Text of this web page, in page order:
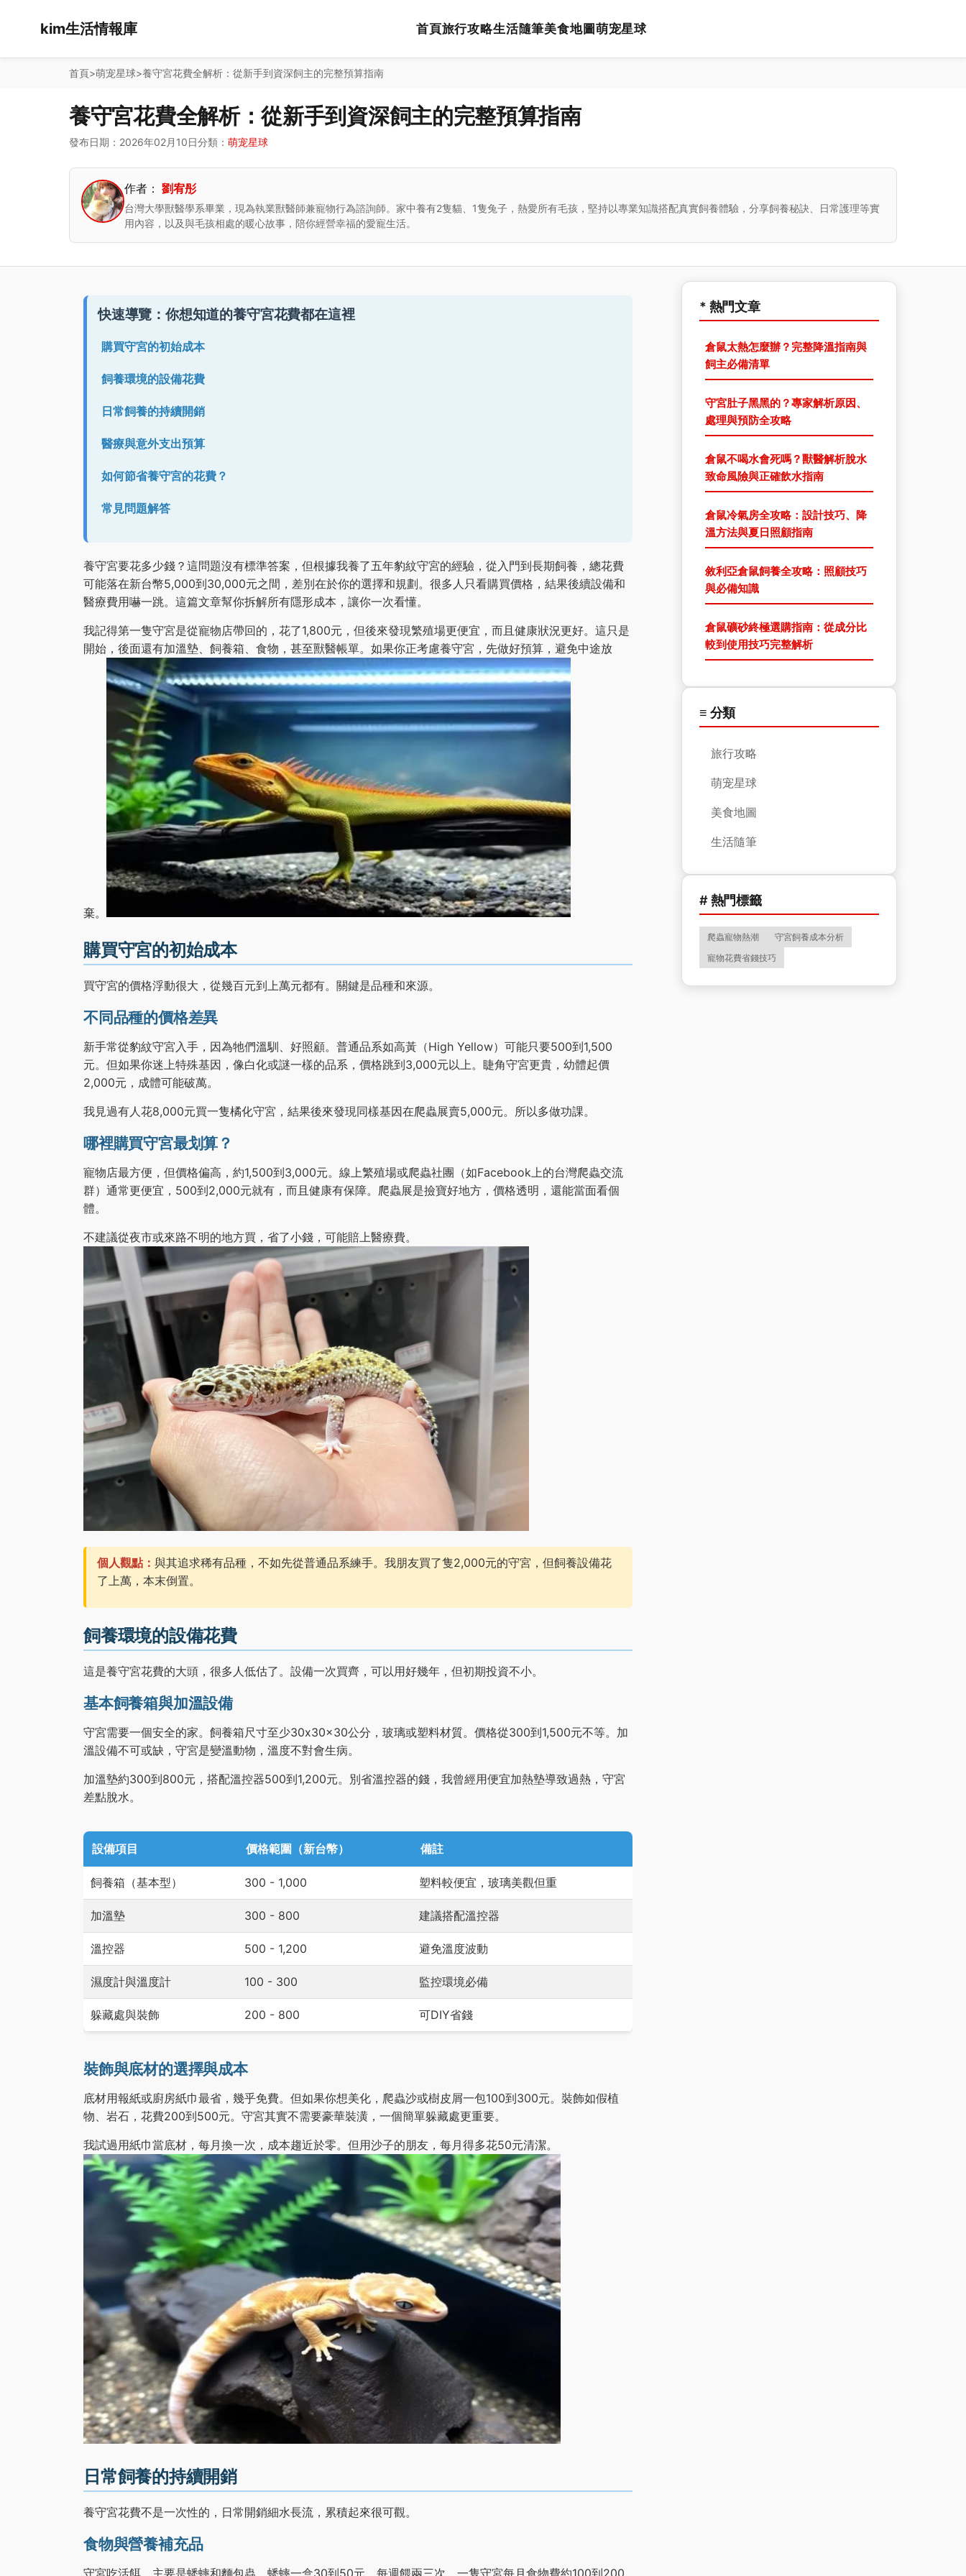
kim生活情報庫 首頁旅行攻略生活隨筆美食地圖萌宠星球
首頁>萌宠星球>養守宮花費全解析：從新手到資深飼主的完整預算指南
養守宮花費全解析：從新手到資深飼主的完整預算指南
發布日期：2026年02月10日分類： 萌宠星球
作者： 劉宥彤
台灣大學獸醫學系畢業，現為執業獸醫師兼寵物行為諮詢師。家中養有2隻貓、1隻兔子，熱愛所有毛孩，堅持以專業知識搭配真實飼養體驗，分享飼養秘訣、日常護理等實
用內容，以及與毛孩相處的暖心故事，陪你經營幸福的愛寵生活。
快速導覽：你想知道的養守宮花費都在這裡
購買守宮的初始成本
飼養環境的設備花費
日常飼養的持續開銷
醫療與意外支出預算
如何節省養守宮的花費？
常見問題解答
養守宮要花多少錢？這問題沒有標準答案，但根據我養了五年豹紋守宮的經驗，從入門到長期飼養，總花費
可能落在新台幣5,000到30,000元之間，差別在於你的選擇和規劃。很多人只看購買價格，結果後續設備和
醫療費用嚇一跳。這篇文章幫你拆解所有隱形成本，讓你一次看懂。
我記得第一隻守宮是從寵物店帶回的，花了1,800元，但後來發現繁殖場更便宜，而且健康狀況更好。這只是
開始，後面還有加溫墊、飼養箱、食物，甚至獸醫帳單。如果你正考慮養守宮，先做好預算，避免中途放
棄。
購買守宮的初始成本
買守宮的價格浮動很大，從幾百元到上萬元都有。關鍵是品種和來源。
不同品種的價格差異
新手常從豹紋守宮入手，因為牠們溫馴、好照顧。普通品系如高黃（High Yellow）可能只要500到1,500
元。但如果你迷上特殊基因，像白化或謎一樣的品系，價格跳到3,000元以上。睫角守宮更貴，幼體起價
2,000元，成體可能破萬。
我見過有人花8,000元買一隻橘化守宮，結果後來發現同樣基因在爬蟲展賣5,000元。所以多做功課。
哪裡購買守宮最划算？
寵物店最方便，但價格偏高，約1,500到3,000元。線上繁殖場或爬蟲社團（如Facebook上的台灣爬蟲交流
群）通常更便宜，500到2,000元就有，而且健康有保障。爬蟲展是撿寶好地方，價格透明，還能當面看個
體。
不建議從夜市或來路不明的地方買，省了小錢，可能賠上醫療費。
個人觀點： 與其追求稀有品種，不如先從普通品系練手。我朋友買了隻2,000元的守宮，但飼養設備花
了上萬，本末倒置。
飼養環境的設備花費
這是養守宮花費的大頭，很多人低估了。設備一次買齊，可以用好幾年，但初期投資不小。
基本飼養箱與加溫設備
守宮需要一個安全的家。飼養箱尺寸至少30x30x30公分，玻璃或塑料材質。價格從300到1,500元不等。加
溫設備不可或缺，守宮是變溫動物，溫度不對會生病。
加溫墊約300到800元，搭配溫控器500到1,200元。別省溫控器的錢，我曾經用便宜加熱墊導致過熱，守宮
差點脫水。
設備項目 價格範圍（新台幣） 備註
飼養箱（基本型） 300 - 1,000 塑料較便宜，玻璃美觀但重
加溫墊 300 - 800 建議搭配溫控器
溫控器 500 - 1,200 避免溫度波動
濕度計與溫度計 100 - 300 監控環境必備
躲藏處與裝飾 200 - 800 可DIY省錢
裝飾與底材的選擇與成本
底材用報紙或廚房紙巾最省，幾乎免費。但如果你想美化，爬蟲沙或樹皮屑一包100到300元。裝飾如假植
物、岩石，花費200到500元。守宮其實不需要豪華裝潢，一個簡單躲藏處更重要。
我試過用紙巾當底材，每月換一次，成本趨近於零。但用沙子的朋友，每月得多花50元清潔。
日常飼養的持續開銷
養守宮花費不是一次性的，日常開銷細水長流，累積起來很可觀。
食物與營養補充品
守宮吃活餌，主要是蟋蟀和麵包蟲。蟋蟀一盒30到50元，每週餵兩三次，一隻守宮每月食物費約100到200
* 熱門文章
倉鼠太熱怎麼辦？完整降溫指南與
飼主必備清單
守宮肚子黑黑的？專家解析原因、
處理與預防全攻略
倉鼠不喝水會死嗎？獸醫解析脫水
致命風險與正確飲水指南
倉鼠冷氣房全攻略：設計技巧、降
溫方法與夏日照顧指南
敘利亞倉鼠飼養全攻略：照顧技巧
與必備知識
倉鼠礦砂終極選購指南：從成分比
較到使用技巧完整解析
≡ 分類
旅行攻略
萌宠星球
美食地圖
生活隨筆
# 熱門標籤
爬蟲寵物熱潮
守宮飼養成本分析
寵物花費省錢技巧